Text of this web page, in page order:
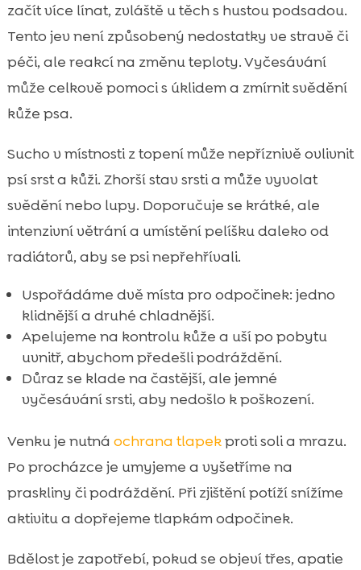
začít více línat, zvláště u těch s hustou podsadou.
Tento jev není způsobený nedostatky ve stravě či
péči, ale reakcí na změnu teploty. Vyčesávání
může celkově pomoci s úklidem a zmírnit svědění
kůže psa.
Sucho v místnosti z topení může nepříznivě ovlivnit
psí srst a kůži. Zhorší stav srsti a může vyvolat
svědění nebo lupy. Doporučuje se krátké, ale
intenzivní větrání a umístění pelíšku daleko od
radiátorů, aby se psi nepřehřívali.
Uspořádáme dvě místa pro odpočinek: jedno
klidnější a druhé chladnější.
Apelujeme na kontrolu kůže a uší po pobytu
uvnitř, abychom předešli podráždění.
Důraz se klade na častější, ale jemné
vyčesávání srsti, aby nedošlo k poškození.
Venku je nutná ochrana tlapekproti soli a mrazu.
Po procházce je umyjeme a vyšetříme na
praskliny či podráždění. Při zjištění potíží snížíme
aktivitu a dopřejeme tlapkám odpočinek.
Bdělost je zapotřebí, pokud se objeví třes, apatie